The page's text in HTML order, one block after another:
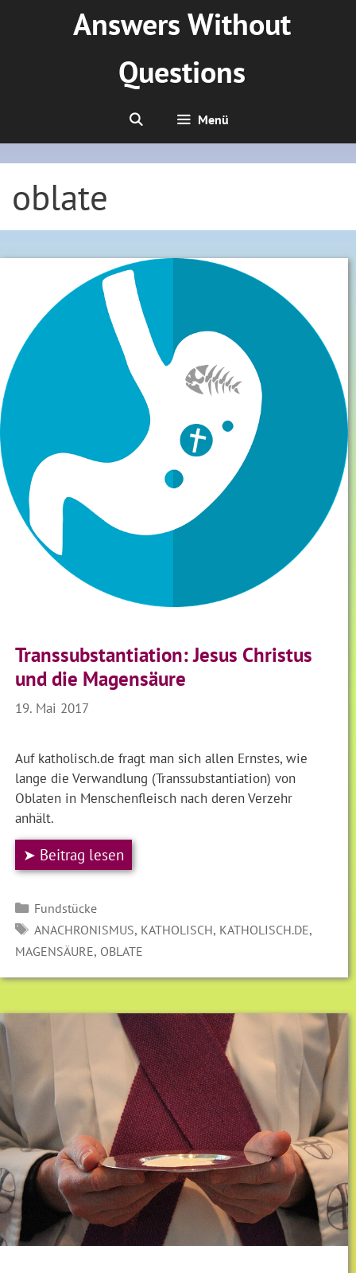
Answers Without
Questions
Menü
oblate
Transsubstantiation: Jesus Christus
und die Magensäure
19. Mai 2017
Auf katholisch.de fragt man sich allen Ernstes, wie
lange die Verwandlung (Transsubstantiation) von
Oblaten in Menschenfleisch nach deren Verzehr
anhält.
➤ Beitrag lesen
Kategorien
Fundstücke
SCHLAGWÖRTER
ANACHRONISMUS, KATHOLISCH, KATHOLISCH.DE,
MAGENSÄURE, OBLATE